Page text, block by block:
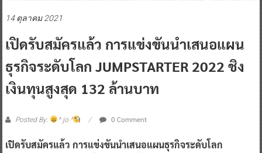
14 ตุลาคม 2021
เปิดรับสมัครแล้ว การแข่งขันนำเสนอแผน
ธุรกิจระดับโลก JUMPSTARTER 2022 ชิง
เงินทุนสูงสุด 132 ล้านบาท
Posted By: ^ jo ^ 0 Comment
เปิดรับสมัครแล้ว การแข่งขันนำเสนอแผนธุรกิจระดับโลก